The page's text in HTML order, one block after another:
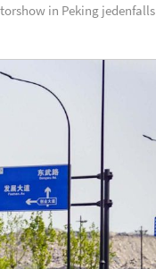
in Peking jedenfalls